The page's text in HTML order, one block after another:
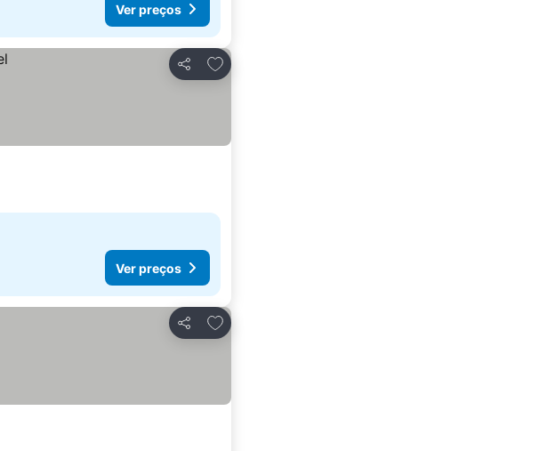
Ver preços
Partilhar
Adicionar aos favoritos
Ver preços
Partilhar
Adicionar aos favoritos